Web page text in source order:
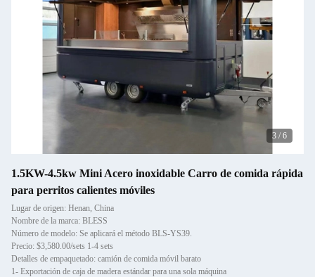
4 / 6
1.5KW-4.5kw Mini Acero inoxidable Carro de comida rápida
para perritos calientes móviles
Lugar de origen: Henan, China
Nombre de la marca: BLESS
Número de modelo: Se aplicará el método BLS-YS39.
Precio: $3,580.00/sets 1-4 sets
Detalles de empaquetado: camión de comida móvil barato
1- Exportación de caja de madera estándar para una sola máquina